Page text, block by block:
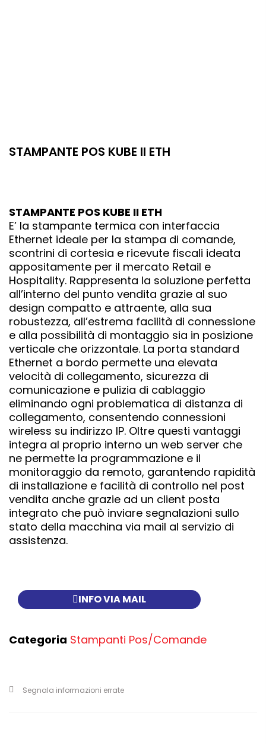
STAMPANTE POS KUBE II ETH
STAMPANTE POS KUBE II ETH
E’ la stampante termica con interfaccia
Ethernet ideale per la stampa di comande,
scontrini di cortesia e ricevute fiscali ideata
appositamente per il mercato Retail e
Hospitality. Rappresenta la soluzione perfetta
all’interno del punto vendita grazie al suo
design compatto e attraente, alla sua
robustezza, all’estrema facilità di connessione
e alla possibilità di montaggio sia in posizione
verticale che orizzontale. La porta standard
Ethernet a bordo permette una elevata
velocità di collegamento, sicurezza di
comunicazione e pulizia di cablaggio
eliminando ogni problematica di distanza di
collegamento, consentendo connessioni
wireless su indirizzo IP. Oltre questi vantaggi
integra al proprio interno un web server che
ne permette la programmazione e il
monitoraggio da remoto, garantendo rapidità
di installazione e facilità di controllo nel post
vendita anche grazie ad un client posta
integrato che può inviare segnalazioni sullo
stato della macchina via mail al servizio di
assistenza.
INFO VIA MAIL
Categoria Stampanti Pos/Comande
Segnala informazioni errate